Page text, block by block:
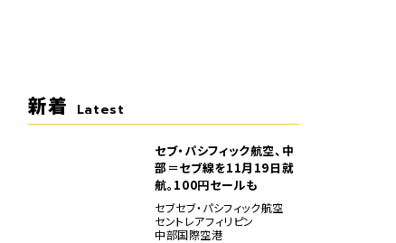
新着 Latest
セブ・パシフィック航空、中
部＝セブ線を11月19日就
航。100円セールも
セブセブ・パシフィック航空
セントレアフィリピン
中部国際空港